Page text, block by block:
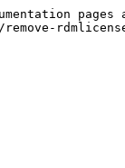
pages